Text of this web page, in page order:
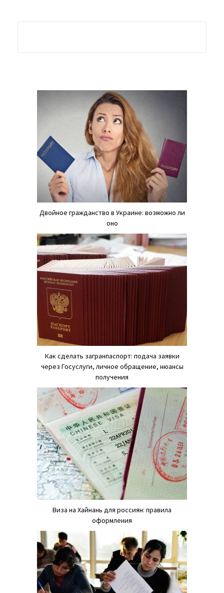
Двойное гражданство в Украине: возможно ли
оно
Как сделать загранпаспорт: подача заявки
через Госуслуги, личное обращение, нюансы
получения
Виза на Хайнань для россиян: правила
оформления